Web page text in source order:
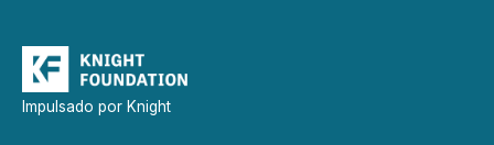
Impulsado por Knight